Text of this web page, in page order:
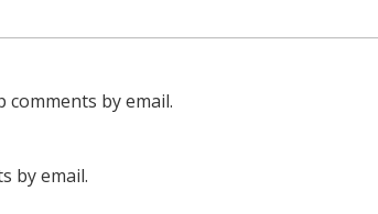
by email.
by email.